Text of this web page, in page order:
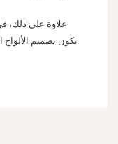
علاوة على ذلك،
يكون تصميم الألواح